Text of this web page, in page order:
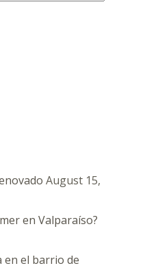
August 15,
en Valparaíso?
en el barrio de